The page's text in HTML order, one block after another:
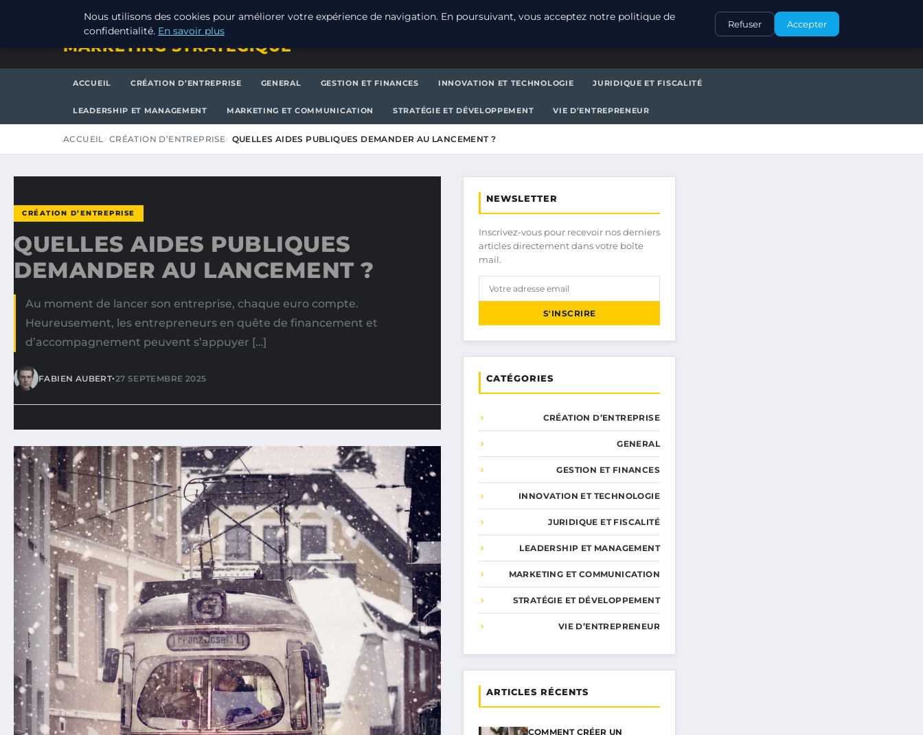
JEUDI 6 AOÛT 2026 CONTACT
MARKETING STRATEGIQUE
ACCUEIL CRÉATION D’ENTREPRISE GENERAL GESTION ET FINANCES INNOVATION ET TECHNOLOGIE JURIDIQUE ET FISCALITÉ
LEADERSHIP ET MANAGEMENT MARKETING ET COMMUNICATION STRATÉGIE ET DÉVELOPPEMENT VIE D’ENTREPRENEUR
ACCUEIL CRÉATION D’ENTREPRISE QUELLES AIDES PUBLIQUES DEMANDER AU LANCEMENT ?
CRÉATION D’ENTREPRISE
QUELLES AIDES PUBLIQUES
DEMANDER AU LANCEMENT ?
Au moment de lancer son entreprise, chaque euro compte.
Heureusement, les entrepreneurs en quête de financement et
d’accompagnement peuvent s’appuyer […]
FABIEN AUBERT•27 SEPTEMBRE 2025
NEWSLETTER
Inscrivez-vous pour recevoir nos derniers
articles directement dans votre boîte
mail.
S'INSCRIRE
CATÉGORIES
CRÉATION D’ENTREPRISE
GENERAL
GESTION ET FINANCES
INNOVATION ET TECHNOLOGIE
JURIDIQUE ET FISCALITÉ
LEADERSHIP ET MANAGEMENT
MARKETING ET COMMUNICATION
STRATÉGIE ET DÉVELOPPEMENT
VIE D’ENTREPRENEUR
ARTICLES RÉCENTS
COMMENT CRÉER UN
Nous utilisons des cookies pour améliorer votre expérience de navigation. En poursuivant, vous acceptez notre politique de
confidentialité. En savoir plus
Refuser Accepter